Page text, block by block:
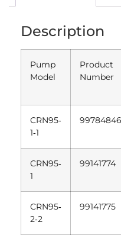
Description
Pump
Model
Product
Number
CRN95‐
1‐1
99784846
CRN95‐
1
99141774
CRN95‐
2‐2
99141775